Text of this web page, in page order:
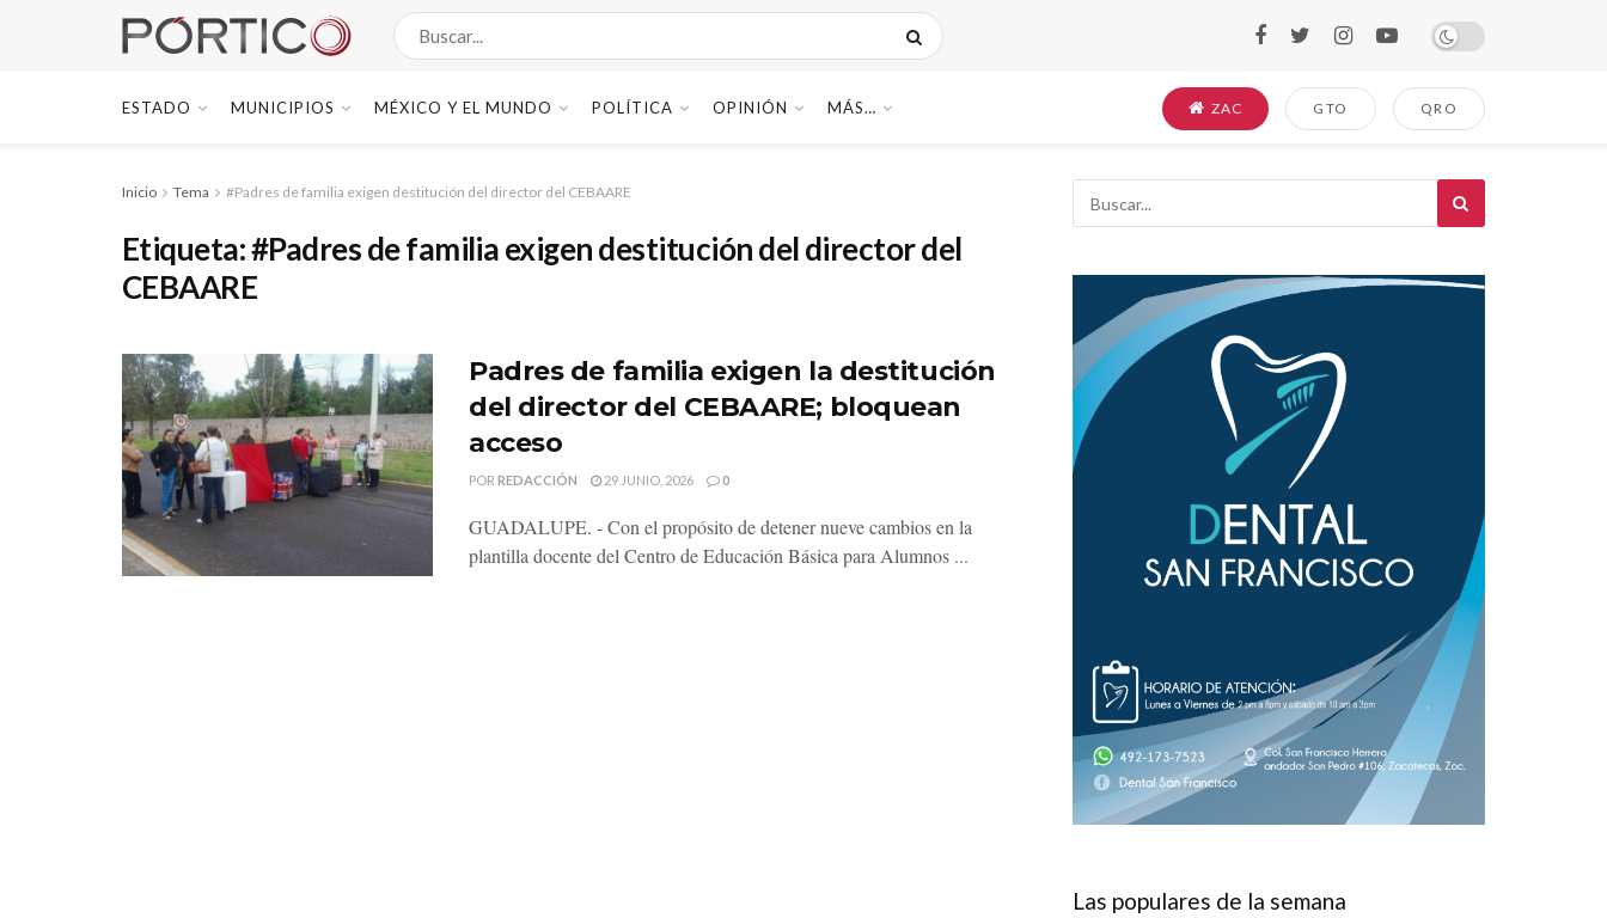
ESTADO MUNICIPIOS MÉXICO Y EL MUNDO POLÍTICA OPINIÓN MÁS… ZAC GTO QRO
Inicio Tema #Padres de familia exigen destitución del director del CEBAARE
Etiqueta:#Padres de familia exigen destitución del director del
CEBAARE
Padres de familia exigen la destitución
del director del CEBAARE; bloquean
acceso
POR REDACCIÓN 29 JUNIO, 2026 0
GUADALUPE. - Con el propósito de detener nueve cambios en la
plantilla docente del Centro de Educación Básica para Alumnos ...
Las populares de la semana